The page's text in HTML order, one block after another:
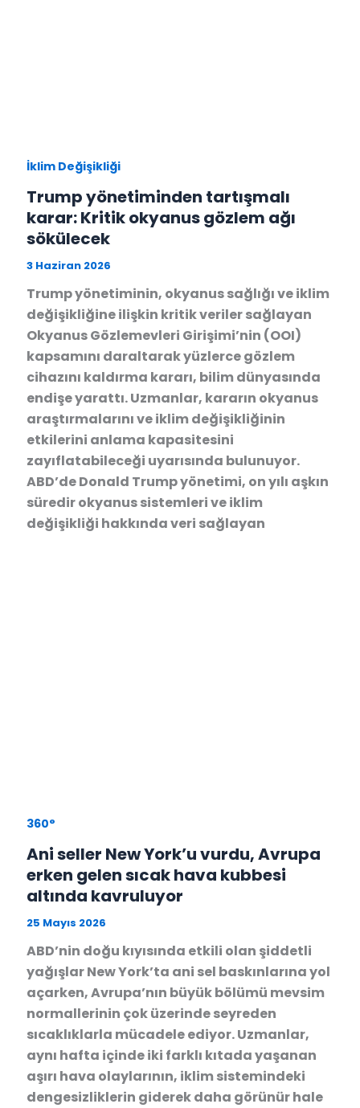
İklim Değişikliği
Trump yönetiminden tartışmalı
karar: Kritik okyanus gözlem ağı
sökülecek
3 Haziran 2026
Trump yönetiminin, okyanus sağlığı ve iklim
değişikliğine ilişkin kritik veriler sağlayan
Okyanus Gözlemevleri Girişimi’nin (OOI)
kapsamını daraltarak yüzlerce gözlem
cihazını kaldırma kararı, bilim dünyasında
endişe yarattı. Uzmanlar, kararın okyanus
araştırmalarını ve iklim değişikliğinin
etkilerini anlama kapasitesini
zayıflatabileceği uyarısında bulunuyor.
ABD’de Donald Trump yönetimi, on yılı aşkın
süredir okyanus sistemleri ve iklim
değişikliği hakkında veri sağlayan
360°
Ani seller New York’u vurdu, Avrupa
erken gelen sıcak hava kubbesi
altında kavruluyor
25 Mayıs 2026
ABD’nin doğu kıyısında etkili olan şiddetli
yağışlar New York’ta ani sel baskınlarına yol
açarken, Avrupa’nın büyük bölümü mevsim
normallerinin çok üzerinde seyreden
sıcaklıklarla mücadele ediyor. Uzmanlar,
aynı hafta içinde iki farklı kıtada yaşanan
aşırı hava olaylarının, iklim sistemindeki
dengesizliklerin giderek daha görünür hale